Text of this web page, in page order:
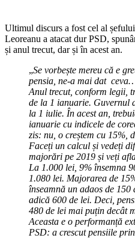
Ultimul discurs a fost cel al
Leoreanu a atacat dur PSD,
și anul trecut, dar și în acest an.
„Se vorbește mereu că e
pensia, ne-a mai dat
Anul trecut, conform legii,
de la 1 ianuarie. Guvernul
la 1 iulie. În acest an,
ianuarie cu indicele de
zis: nu, o creștem cu 15%,
Faceți un calcul și vedeți
majorări pe 2019 și veți
La 1.000 lei, 9% însemna
1.080 lei. Majorarea de
înseamnă un adaos de
adică 600 de lei. Deci,
480 de lei mai puțin decât
Aceasta e o performanță
PSD: a crescut pensiile